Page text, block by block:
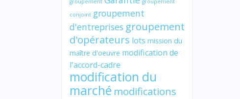
groupement
groupement
conjoint groupement
d'entreprises groupement
d'opérateurs lots mission du
maître d'oeuvre modification de
l'accord-cadre
modification du
marché modifications